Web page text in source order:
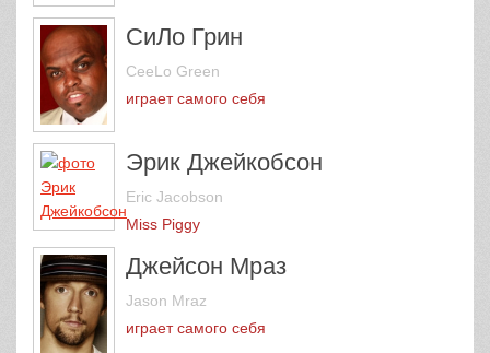
СиЛо Грин
CeeLo Green
играет самого себя
Эрик Джейкобсон
Eric Jacobson
Miss Piggy
Джейсон Мраз
Jason Mraz
играет самого себя